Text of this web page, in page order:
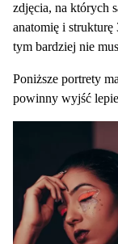
zdjęcia, na których
anatomię i
tym bardziej nie
Poniższe portrety
powinny wyjść